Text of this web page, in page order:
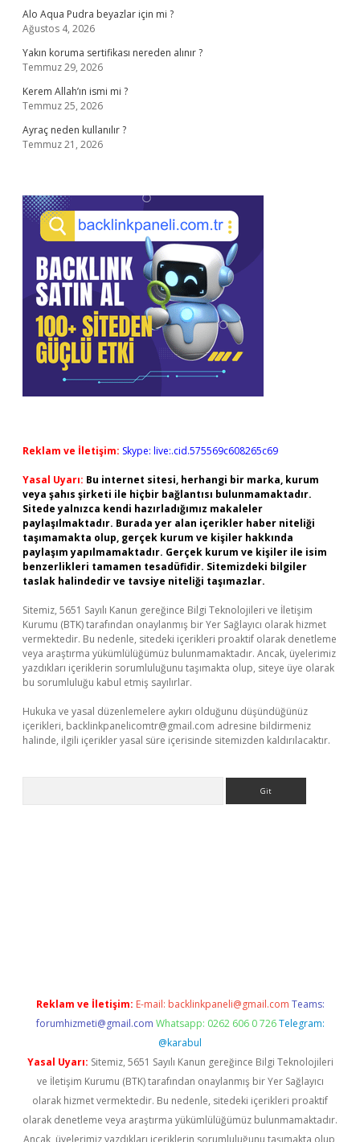
Alo Aqua Pudra beyazlar için mi ?
Ağustos 4, 2026
Yakın koruma sertifikası nereden alınır ?
Temmuz 29, 2026
Kerem Allah’ın ismi mi ?
Temmuz 25, 2026
Ayraç neden kullanılır ?
Temmuz 21, 2026
Reklam ve İletişim: Skype: live:.cid.575569c608265c69
Yasal Uyarı: Bu internet sitesi, herhangi bir marka, kurum
veya şahıs şirketi ile hiçbir bağlantısı bulunmamaktadır.
Sitede yalnızca kendi hazırladığımız makaleler
paylaşılmaktadır. Burada yer alan içerikler haber niteliği
taşımamakta olup, gerçek kurum ve kişiler hakkında
paylaşım yapılmamaktadır. Gerçek kurum ve kişiler ile isim
benzerlikleri tamamen tesadüfidir. Sitemizdeki bilgiler
taslak halindedir ve tavsiye niteliği taşımazlar.
Sitemiz, 5651 Sayılı Kanun gereğince Bilgi Teknolojileri ve İletişim
Kurumu (BTK) tarafından onaylanmış bir Yer Sağlayıcı olarak hizmet
vermektedir. Bu nedenle, sitedeki içerikleri proaktif olarak denetleme
veya araştırma yükümlülüğümüz bulunmamaktadır. Ancak, üyelerimiz
yazdıkları içeriklerin sorumluluğunu taşımakta olup, siteye üye olarak
bu sorumluluğu kabul etmiş sayılırlar.
Hukuka ve yasal düzenlemelere aykırı olduğunu düşündüğünüz
içerikleri, backlinkpanelicomtr@gmail.com adresine bildirmeniz
halinde, ilgili içerikler yasal süre içerisinde sitemizden kaldırılacaktır.
Reklam ve İletişim: E-mail: backlinkpaneli@gmail.com Teams:
forumhizmeti@gmail.com Whatsapp: 0262 606 0 726 Telegram:
@karabul
Yasal Uyarı: Sitemiz, 5651 Sayılı Kanun gereğince Bilgi Teknolojileri
ve İletişim Kurumu (BTK) tarafından onaylanmış bir Yer Sağlayıcı
olarak hizmet vermektedir. Bu nedenle, sitedeki içerikleri proaktif
olarak denetleme veya araştırma yükümlülüğümüz bulunmamaktadır.
Ancak, üyelerimiz yazdıkları içeriklerin sorumluluğunu taşımakta olup,